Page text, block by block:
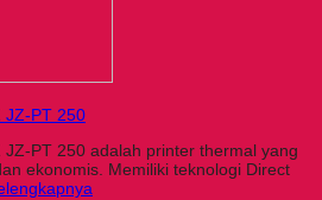
JZ-PT 250
JZ-PT 250 adalah printer thermal yang
ekonomis. Memiliki teknologi Direct